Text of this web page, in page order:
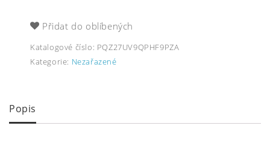
Přidat do oblíbených
Katalogové číslo: PQZ27UV9QPHF9PZA
Kategorie: Nezařazené
Popis